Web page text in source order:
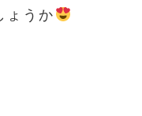
ょうか